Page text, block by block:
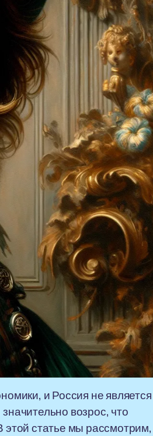
и Россия не является
возрос, что
этой статье мы рассмотрим,